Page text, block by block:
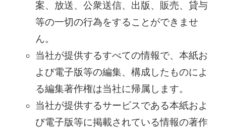
案、放送、公衆送信、出版、販売、貸与
等の一切の行為をすることができませ
ん。
当社が提供するすべての情報で、本紙お
よび電子版等の編集、構成したものによ
る編集著作権は当社に帰属します。
当社が提供するサービスである本紙およ
び電子版等に掲載されている情報の著作